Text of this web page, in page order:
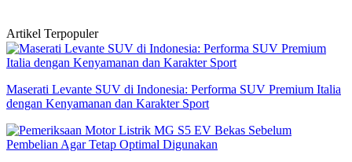
Artikel Terpopuler
Maserati Levante SUV di Indonesia: Performa SUV Premium Italia
dengan Kenyamanan dan Karakter Sport